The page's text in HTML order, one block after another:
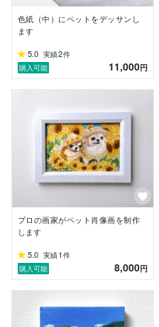
色紙（中）にペットをデッサンし
ます
5.0 実績2件
購入可能
11,000円
プロの画家がペット肖像画を制作
します
5.0 実績1 件
購入可能
8,000円